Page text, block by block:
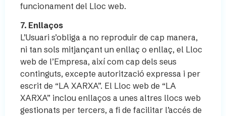
funcionament del Lloc web.
7. Enllaços
L’Usuari s’obliga a no reproduir de cap manera,
ni tan sols mitjançant un enllaç o enllaç, el Lloc
web de l’Empresa, així com cap dels seus
continguts, excepte autorització expressa i per
escrit de “LA XARXA”. El Lloc web de “LA
XARXA” inclou enllaços a unes altres llocs web
gestionats per tercers, a fi de facilitar l’accés de